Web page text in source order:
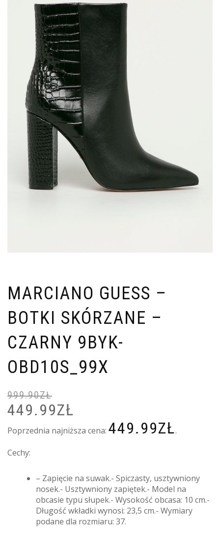
MARCIANO GUESS –
BOTKI SKÓRZANE –
CZARNY 9BYK-
OBD10S_99X
999.90ZŁ
PIERWOTNA
CENA
999.90ZŁ.
449.99ZŁ
Poprzednia najniższa cena: 449.99ZŁ.
Cechy:
– Zapięcie na suwak.- Spiczasty, usztywniony
nosek.- Usztywniony zapiętek.- Model na
obcasie typu słupek.- Wysokość obcasa: 10 cm.-
Długość wkładki wynosi: 23,5 cm.- Wymiary
podane dla rozmiaru: 37.